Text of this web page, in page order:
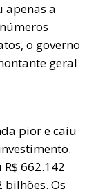
apenas a
o governo
geral
pior e caiu
662.142
bilhões. Os